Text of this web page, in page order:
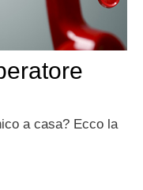
a casa? Ecco la